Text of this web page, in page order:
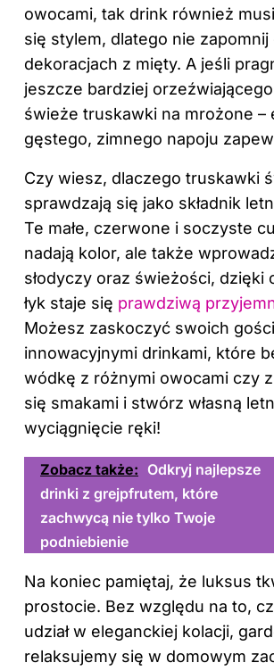
owocami, tak drink również
się stylem, dlatego nie zapomnij
dekoracjach z mięty. A jeśli
jeszcze bardziej
świeże truskawki na mrożone –
gęstego, zimnego napoju
Czy wiesz, dlaczego truskawki
sprawdzają się jako składnik
Te małe, czerwone i soczyste
nadają kolor, ale także
słodyczy oraz świeżości, dzięki
łyk staje się prawdziwą
Możesz zaskoczyć swoich gości
innowacyjnymi drinkami, które
wódkę z różnymi owocami czy
się smakami i stwórz własną
wyciągnięcie ręki!
Zobacz także: Odkryj najlepsze
drinki z grejpfrutem, które
zachwycą nie tylko Twoje
podniebienie
Na koniec pamiętaj, że luksus
prostocie. Bez względu na to,
udział w eleganckiej kolacji,
relaksujemy się w domowym